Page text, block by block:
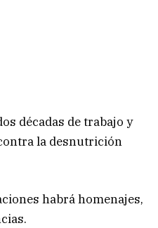
décadas de trabajo y
la desnutrición
habrá homenajes,